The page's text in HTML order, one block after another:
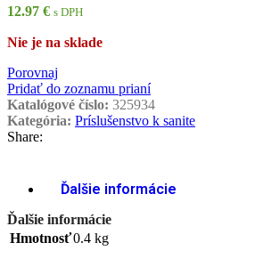
12.97 € s DPH
Nie je na sklade
Porovnaj
Pridať do zoznamu prianí
Katalógové číslo: 325934
Kategória: Príslušenstvo k sanite
Share:
Ďalšie informácie
Ďalšie informácie
Hmotnosť0.4 kg